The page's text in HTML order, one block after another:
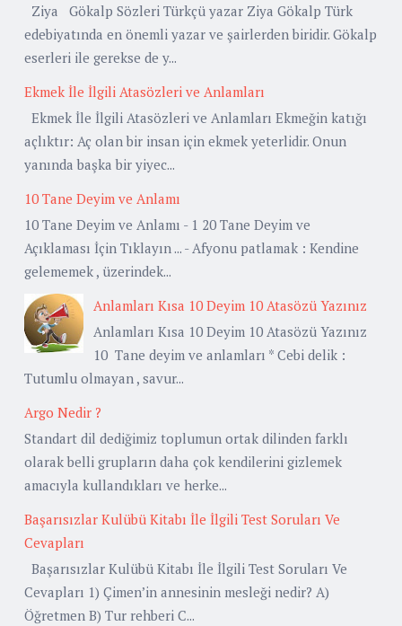
Ziya Gökalp Sözleri Türkçü yazar Ziya Gökalp Türk
edebiyatında en önemli yazar ve şairlerden biridir. Gökalp
eserleri ile gerekse de y...
Ekmek İle İlgili Atasözleri ve Anlamları
Ekmek İle İlgili Atasözleri ve Anlamları Ekmeğin katığı
açlıktır: Aç olan bir insan için ekmek yeterlidir. Onun
yanında başka bir yiyec...
10 Tane Deyim ve Anlamı
10 Tane Deyim ve Anlamı - 1 20 Tane Deyim ve
Açıklaması İçin Tıklayın ... - Afyonu patlamak : Kendine
gelememek , üzerindek...
Anlamları Kısa 10 Deyim 10 Atasözü Yazınız
Anlamları Kısa 10 Deyim 10 Atasözü Yazınız
10 Tane deyim ve anlamları * Cebi delik :
Tutumlu olmayan , savur...
Argo Nedir ?
Standart dil dediğimiz toplumun ortak dilinden farklı
olarak belli grupların daha çok kendilerini gizlemek
amacıyla kullandıkları ve herke...
Başarısızlar Kulübü Kitabı İle İlgili Test Soruları Ve
Cevapları
Başarısızlar Kulübü Kitabı İle İlgili Test Soruları Ve
Cevapları 1) Çimen’in annesinin mesleği nedir? A)
Öğretmen B) Tur rehberi C...